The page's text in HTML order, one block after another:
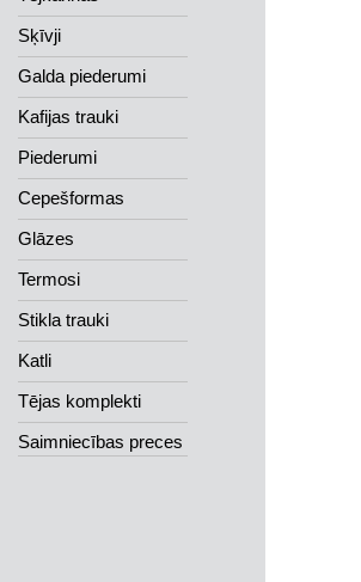
Sķīvji
Galda piederumi
Kafijas trauki
Piederumi
Cepešformas
Glāzes
Termosi
Stikla trauki
Katli
Tējas komplekti
Saimniecības preces